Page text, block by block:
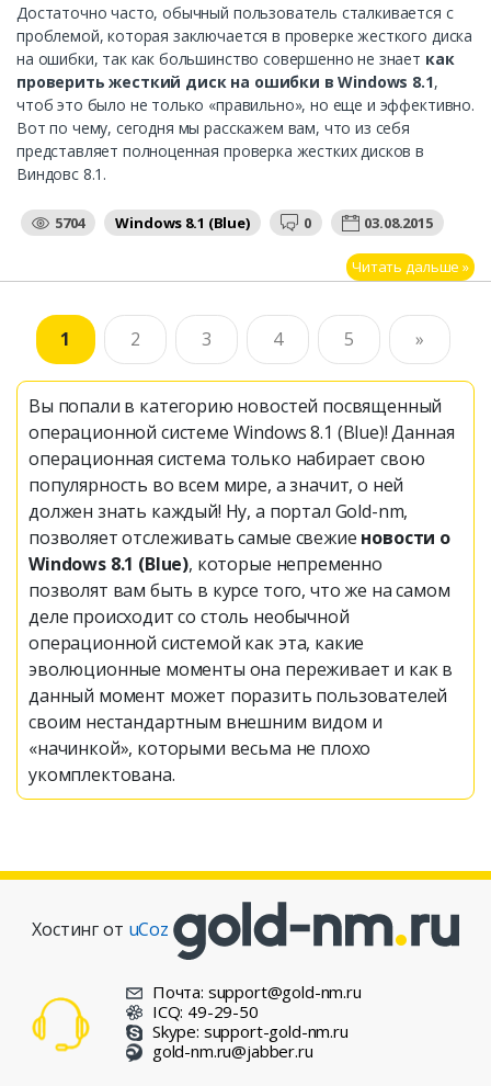
Достаточно часто, обычный пользователь сталкивается с
проблемой, которая заключается в проверке жесткого диска
на ошибки, так как большинство совершенно не знает как
проверить жесткий диск на ошибки в Windows 8.1,
чтоб это было не только «правильно», но еще и эффективно.
Вот по чему, сегодня мы расскажем вам, что из себя
представляет полноценная проверка жестких дисков в
Виндовс 8.1.
5704 Windows 8.1 (Blue) 0 03.08.2015
Читать дальше »
1 2 3 4 5 »
Вы попали в категорию новостей посвященный
операционной системе Windows 8.1 (Blue)! Данная
операционная система только набирает свою
популярность во всем мире, а значит, о ней
должен знать каждый! Ну, а портал Gold-nm,
позволяет отслеживать самые свежие новости о
Windows 8.1 (Blue), которые непременно
позволят вам быть в курсе того, что же на самом
деле происходит со столь необычной
операционной системой как эта, какие
эволюционные моменты она переживает и как в
данный момент может поразить пользователей
своим нестандартным внешним видом и
«начинкой», которыми весьма не плохо
укомплектована.
Хостинг от uCoz
Почта: support@gold-nm.ru
ICQ: 49-29-50
Skype: support-gold-nm.ru
gold-nm.ru@jabber.ru